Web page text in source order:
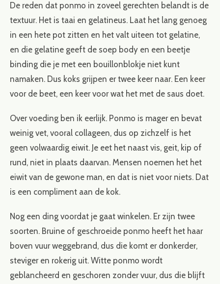
De reden dat ponmo in zoveel gerechten belandt is de
textuur. Het is taai en gelatineus. Laat het lang genoeg
in een hete pot zitten en het valt uiteen tot gelatine,
en die gelatine geeft de soep body en een beetje
binding die je met een bouillonblokje niet kunt
namaken. Dus koks grijpen er twee keer naar. Een keer
voor de beet, een keer voor wat het met de saus doet.
Over voeding ben ik eerlijk. Ponmo is mager en bevat
weinig vet, vooral collageen, dus op zichzelf is het
geen volwaardig eiwit. Je eet het naast vis, geit, kip of
rund, niet in plaats daarvan. Mensen noemen het het
eiwit van de gewone man, en dat is niet voor niets. Dat
is een compliment aan de kok.
Nog een ding voordat je gaat winkelen. Er zijn twee
soorten. Bruine of geschroeide ponmo heeft het haar
boven vuur weggebrand, dus die komt er donkerder,
steviger en rokerig uit. Witte ponmo wordt
geblancheerd en geschoren zonder vuur, dus die blijft